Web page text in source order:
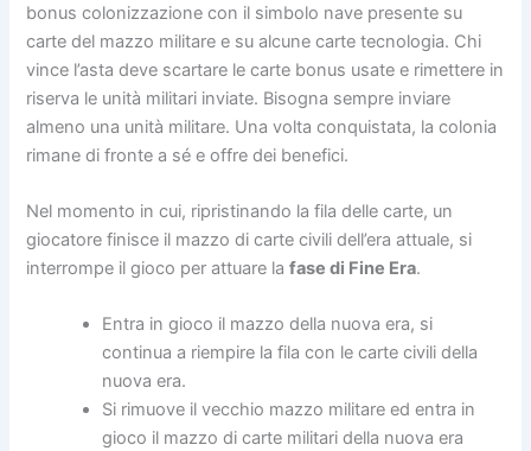
bonus colonizzazione con il simbolo nave presente su
carte del mazzo militare e su alcune carte tecnologia. Chi
vince l’asta deve scartare le carte bonus usate e rimettere in
riserva le unità militari inviate. Bisogna sempre inviare
almeno una unità militare. Una volta conquistata, la colonia
rimane di fronte a sé e offre dei benefici.
Nel momento in cui, ripristinando la fila delle carte, un
giocatore finisce il mazzo di carte civili dell’era attuale, si
interrompe il gioco per attuare lafase di Fine Era.
Entra in gioco il mazzo della nuova era, si
continua a riempire la fila con le carte civili della
nuova era.
Si rimuove il vecchio mazzo militare ed entra in
gioco il mazzo di carte militari della nuova era